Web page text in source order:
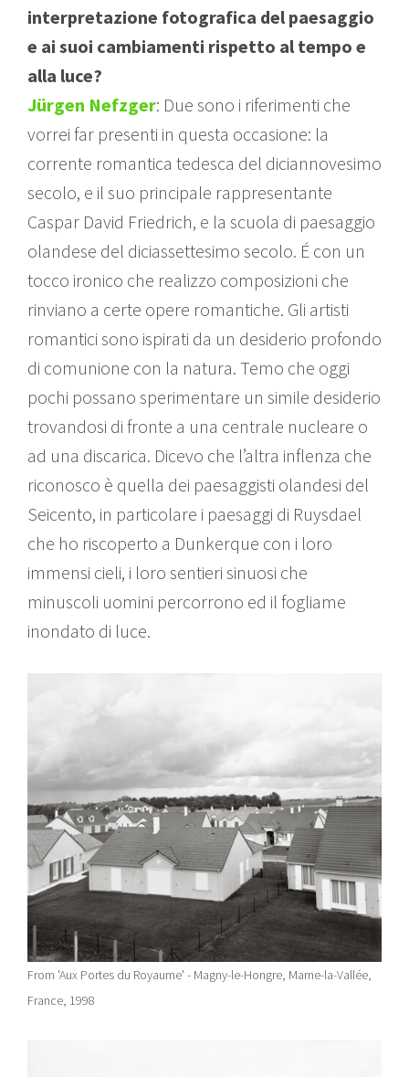
interpretazione fotografica del paesaggio
e ai suoi cambiamenti rispetto al tempo e
alla luce?
Jürgen Nefzger: Due sono i riferimenti che
vorrei far presenti in questa occasione: la
corrente romantica tedesca del diciannovesimo
secolo, e il suo principale rappresentante
Caspar David Friedrich, e la scuola di paesaggio
olandese del diciassettesimo secolo. É con un
tocco ironico che realizzo composizioni che
rinviano a certe opere romantiche. Gli artisti
romantici sono ispirati da un desiderio profondo
di comunione con la natura. Temo che oggi
pochi possano sperimentare un simile desiderio
trovandosi di fronte a una centrale nucleare o
ad una discarica. Dicevo che l’altra inflenza che
riconosco è quella dei paesaggisti olandesi del
Seicento, in particolare i paesaggi di Ruysdael
che ho riscoperto a Dunkerque con i loro
immensi cieli, i loro sentieri sinuosi che
minuscoli uomini percorrono ed il fogliame
inondato di luce.
From 'Aux Portes du Royaume' - Magny-le-Hongre, Marne-la-Vallée,
France, 1998